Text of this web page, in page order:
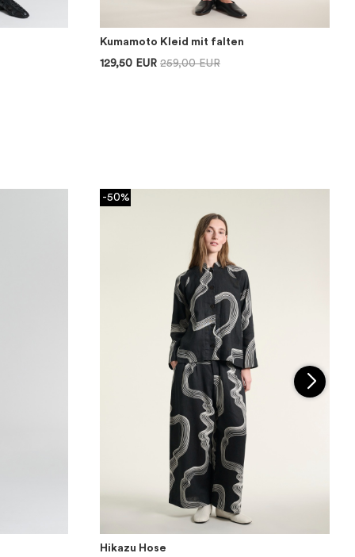
Kumamoto Kleid mit falten
129,50 EUR 259,00 EUR
-50%
Hikazu Hose